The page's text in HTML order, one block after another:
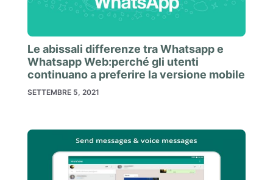
Le abissali differenze tra Whatsapp e
Whatsapp Web:perché gli utenti
continuano a preferire la versione mobile
SETTEMBRE 5, 2021